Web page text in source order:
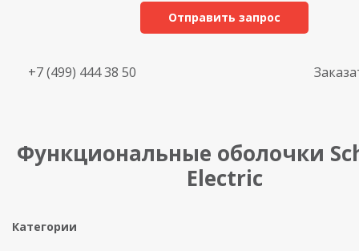
Отправить запрос
+7 (499) 444 38 50
Функциональные оболочки
Electric
Категории